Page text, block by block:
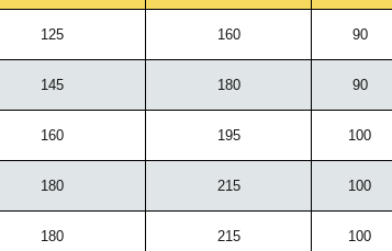
125 160 90
145 180 90
160 195 100
180 215 100
180 215 100